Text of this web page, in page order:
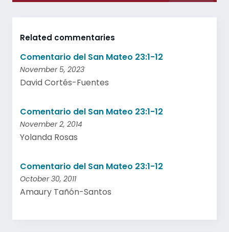
Related commentaries
Comentario del San Mateo 23:1-12
November 5, 2023
David Cortés-Fuentes
Comentario del San Mateo 23:1-12
November 2, 2014
Yolanda Rosas
Comentario del San Mateo 23:1-12
October 30, 2011
Amaury Tañón-Santos